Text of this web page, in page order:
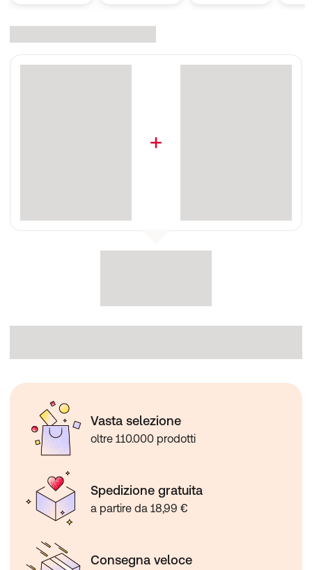
Vasta selezione
oltre 110.000 prodotti
Spedizione gratuita
a partire da 18,99 €
Consegna veloce